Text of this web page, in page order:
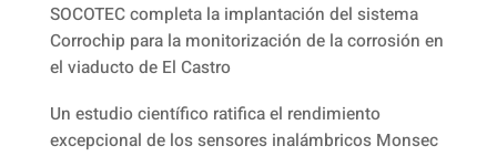
SOCOTEC completa la implantación del sistema
Corrochip para la monitorización de la corrosión en
el viaducto de El Castro
Un estudio científico ratifica el rendimiento
excepcional de los sensores inalámbricos Monsec